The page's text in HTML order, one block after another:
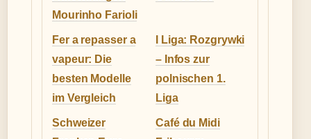
Mourinho Farioli
Fer a repasser a
vapeur: Die
besten Modelle
im Vergleich
I Liga: Rozgrywki
– Infos zur
polnischen 1.
Liga
Schweizer
Café du Midi